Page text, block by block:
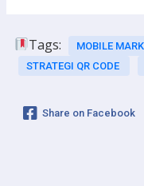
Tags: MOBILE
STRATEGI QR CODE
Share on Facebook